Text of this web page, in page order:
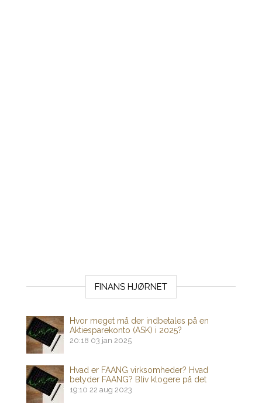
FINANS HJØRNET
Hvor meget må der indbetales på en
Aktiesparekonto (ASK) i 2025?
20:18 03 jan 2025
Hvad er FAANG virksomheder? Hvad
betyder FAANG? Bliv klogere på det
19:10 22 aug 2023